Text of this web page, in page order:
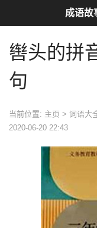
辔头的拼
句
当前位置: 主页 > 词语大
2020-06-20 22:43
成语故